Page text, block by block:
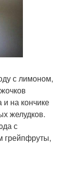
с лимоном,
на кончике
желудков.
с
грейпфруты,